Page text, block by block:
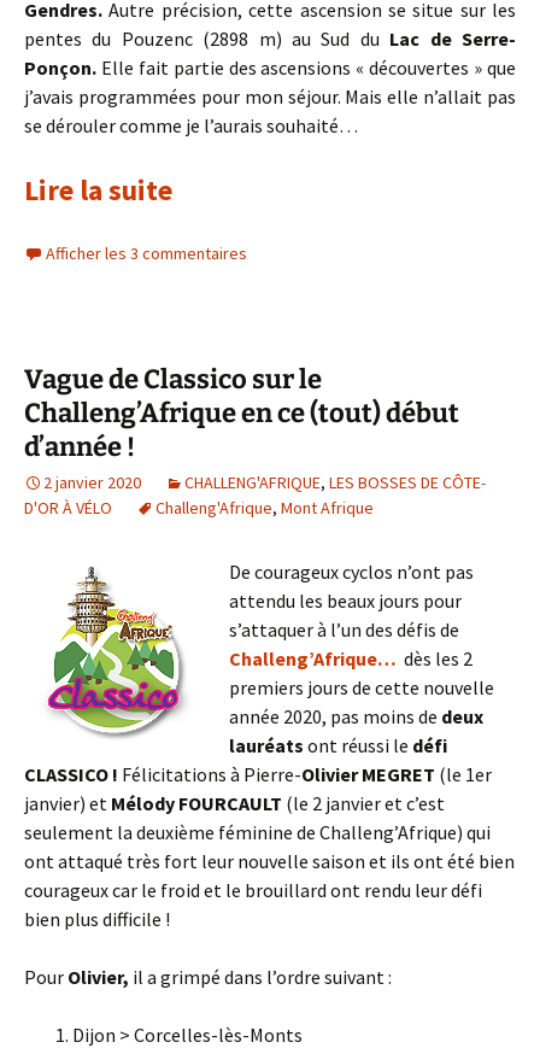
Gendres. Autre précision, cette ascension se situe sur les
pentes du Pouzenc (2898 m) au Sud du Lac de Serre-
Ponçon. Elle fait partie des ascensions « découvertes » que
j’avais programmées pour mon séjour. Mais elle n’allait pas
se dérouler comme je l’aurais souhaité…
Lire la suite
Afficher les 3 commentaires
Vague de Classico sur le
Challeng’Afrique en ce (tout) début
d’année !
2 janvier 2020 CHALLENG'AFRIQUE, LES BOSSES DE CÔTE-
D'OR À VÉLO
Challeng'Afrique, Mont Afrique
De courageux cyclos n’ont pas
attendu les beaux jours pour
s’attaquer à l’un des défis de
Challeng’Afrique… dès les 2
premiers jours de cette nouvelle
année 2020, pas moins de deux
lauréats ont réussi le défi
CLASSICO ! Félicitations à Pierre-Olivier MEGRET (le 1er
janvier) et Mélody FOURCAULT (le 2 janvier et c’est
seulement la deuxième féminine de Challeng’Afrique) qui
ont attaqué très fort leur nouvelle saison et ils ont été bien
courageux car le froid et le brouillard ont rendu leur défi
bien plus difficile !
Pour Olivier, il a grimpé dans l’ordre suivant :
Dijon > Corcelles-lès-Monts